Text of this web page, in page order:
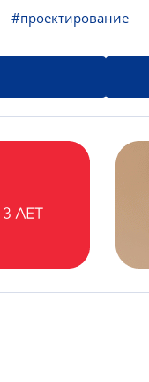
#проектирование